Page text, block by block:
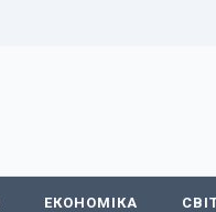
ЕКОНОМІКА